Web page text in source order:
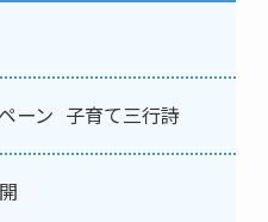
ーン 子育て三行詩